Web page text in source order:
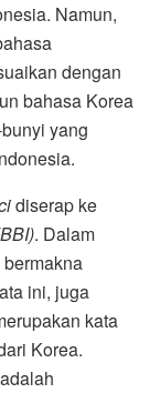
Namun,
dengan
bahasa Korea
yang
diserap ke
. Dalam
ini, juga
kata
Korea.
adalah